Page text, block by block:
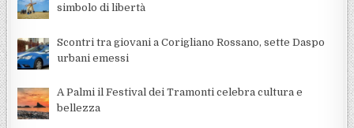
simbolo di libertà
Scontri tra giovani a Corigliano Rossano, sette Daspo
urbani emessi
A Palmi il Festival dei Tramonti celebra cultura e
bellezza